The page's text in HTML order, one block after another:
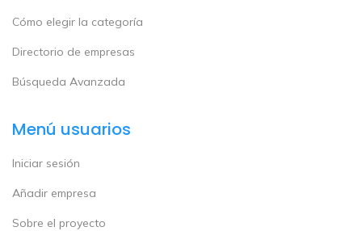
Cómo elegir la categoría
Directorio de empresas
Búsqueda Avanzada
Menú usuarios
Iniciar sesión
Añadir empresa
Sobre el proyecto